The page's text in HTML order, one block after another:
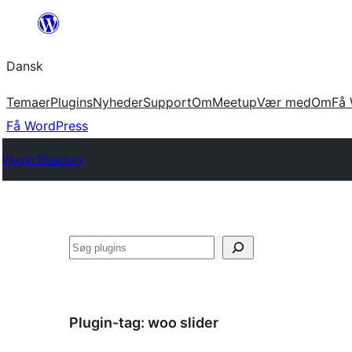
Spring
indhold
Dansk
TemaerPluginsNyhederSupportOmMeetupVær medOmFå
Få WordPress
Plugin Directory
Søg
Plugin-tag: woo slider